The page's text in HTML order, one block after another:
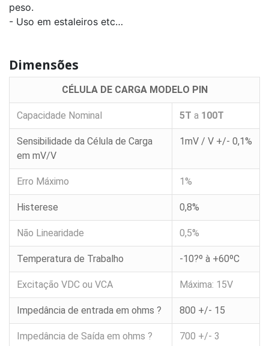
peso.
- Uso em estaleiros etc…
Dimensões
CÉLULA DE CARGA MODELO PIN
Capacidade Nominal 5T a 100T
Sensibilidade da Célula de Carga
em mV/V
1mV / V +/- 0,1%
Erro Máximo 1%
Histerese 0,8%
Não Linearidade 0,5%
Temperatura de Trabalho -10?º à +60ºC
Excitação VDC ou VCA Máxima: 15V
Impedância de entrada em ohms ? 800 +/- 15
Impedância de Saída em ohms ? 700 +/- 3
Célula
de
Carga
a
30kg
de
Carga
CT
capacidade
30klb
a
50klb
Célula
CA
50kg
a
Célula
de
Carga
capacidade
300kg
500kg